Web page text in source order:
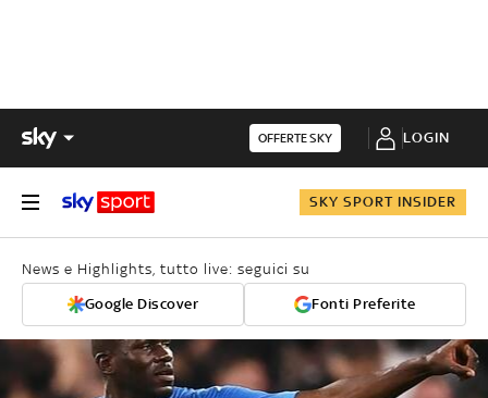
OFFERTE SKY LOGIN
SKY SPORT INSIDER
News e Highlights, tutto live: seguici su
Google Discover Fonti Preferite